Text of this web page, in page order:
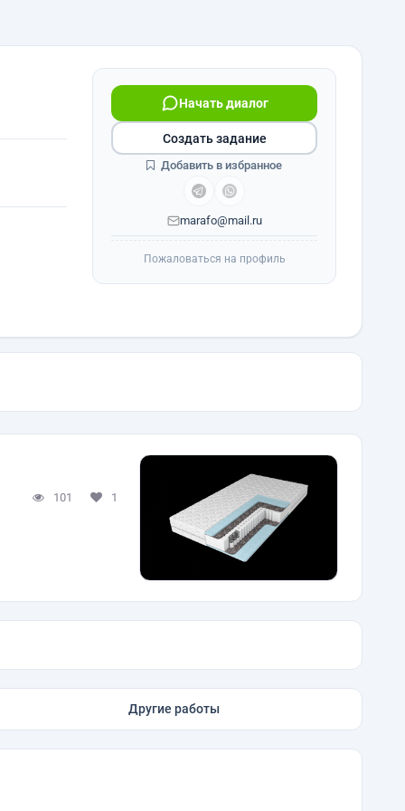
Начать диалог
marafo@mail.ru
Создать задание
Добавить в избранное
Пожаловаться на профиль
101 1
Другие работы